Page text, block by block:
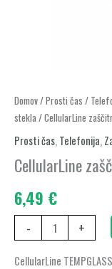
Domov/Prosti čas /
stekla/ CellularLine
Prosti čas, Telefonija,
CellularLine
6,49 €
-
CellularLine
zaščitno
steklo
GLASS,
A10
količina
+
CellularLine